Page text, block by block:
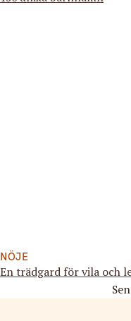
NÖJE
En trädgard för vila och